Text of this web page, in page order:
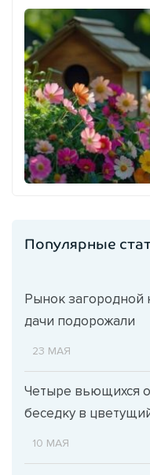
Популярные
Рынок загородной
дачи подорожали
23 МАЯ
Четыре вьющихся
беседку в
10 МАЯ